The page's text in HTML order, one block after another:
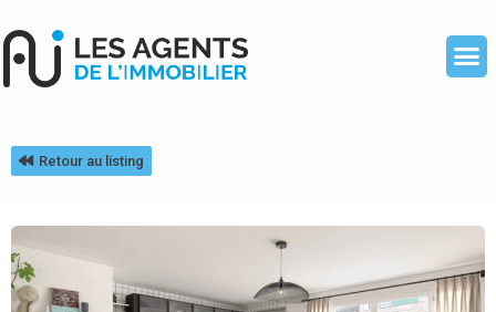
Retour au listing